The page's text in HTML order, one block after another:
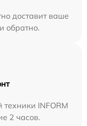
доставит ваше
обратно.
INFORM
2 часов.